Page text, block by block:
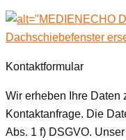
Kontaktformular
Wir erheben Ihre Daten
Kontaktanfrage. Die
Abs. 1 f) DSGVO.